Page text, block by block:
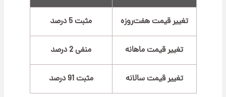
تغییر قیمت هفت‌روزه مثبت 5 درصد
تغییر قیمت ماهانه منفی 2 درصد
تغییر قیمت سالانه مثبت 91 درصد